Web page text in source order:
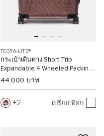
TEGRA-LITE®
กระเป๋าเดินทาง Short Trip
Expandable 4 Wheeled Packing
Case
44,000 บาท
2 เปรียบเทียบ